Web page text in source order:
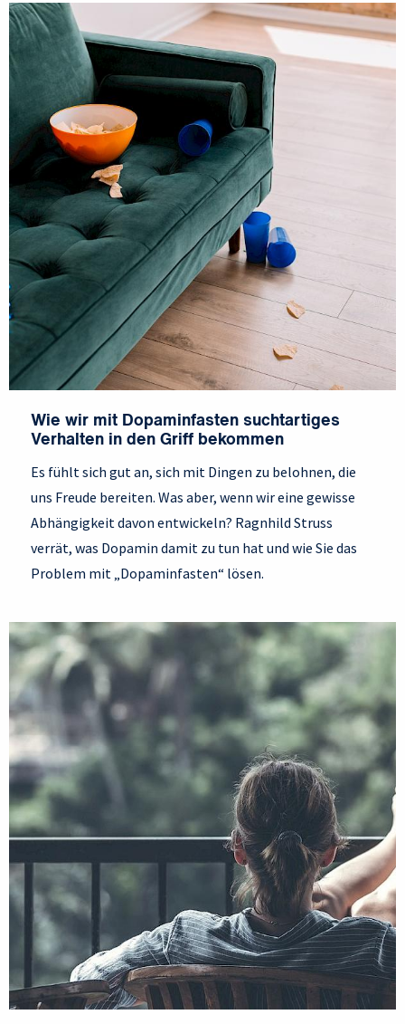
Wie wir mit Dopaminfasten suchtartiges
Verhalten in den Griff bekommen
Es fühlt sich gut an, sich mit Dingen zu belohnen, die
uns Freude bereiten. Was aber, wenn wir eine gewisse
Abhängigkeit davon entwickeln? Ragnhild Struss
verrät, was Dopamin damit zu tun hat und wie Sie das
Problem mit „Dopaminfasten“ lösen.